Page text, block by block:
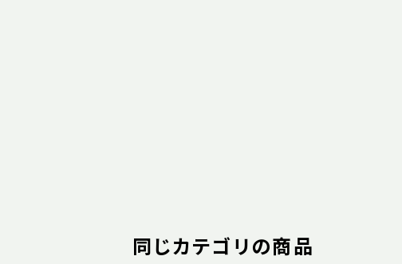
同じカテゴリの商品